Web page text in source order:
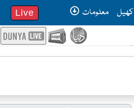
کھیل معلومات Live